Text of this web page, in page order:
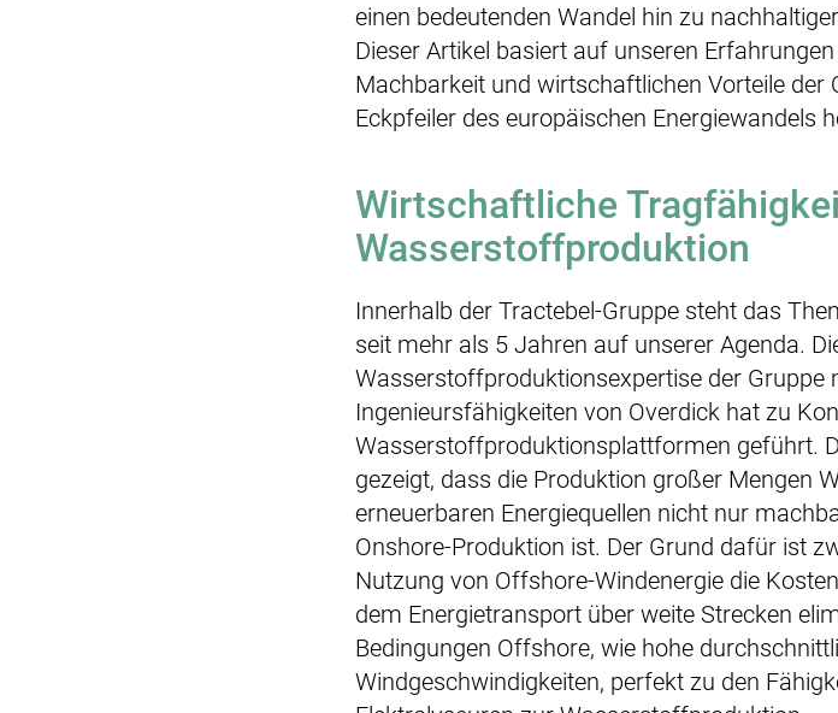
einen bedeutenden Wandel hin zu
Dieser Artikel basiert auf unseren
Machbarkeit und wirtschaftlichen Vorteile
Eckpfeiler des europäischen Energiewandels
Wirtschaftliche
Wasserstoffproduktion
Innerhalb der Tractebel-Gruppe steht das
seit mehr als 5 Jahren auf unserer Agenda.
Wasserstoffproduktionsexpertise der Gruppe
Ingenieursfähigkeiten von Overdick hat zu
Wasserstoffproduktionsplattformen geführt.
gezeigt, dass die Produktion großer Mengen
erneuerbaren Energiequellen nicht nur
Onshore-Produktion ist. Der Grund dafür ist
Nutzung von Offshore-Windenergie die
dem Energietransport über weite Strecken
Bedingungen Offshore, wie hohe
Windgeschwindigkeiten, perfekt zu den